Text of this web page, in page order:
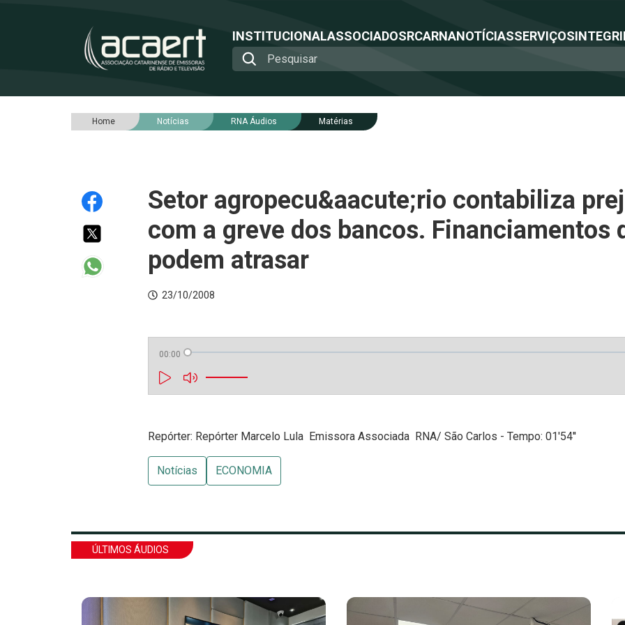
INSTITUCIONALASSOCIADOSRCARNANOTÍCIASSERVIÇOS
Home Notícias RNA Áudios Matérias
Setor agropecu&aacute;rio contabiliza
com a greve dos bancos. Financiamentos
podem atrasar
23/10/2008
00:00
Repórter: Repórter Marcelo Lula  Emissora Associada  RNA/ São Carlos - Tempo: 01'54''
Notícias ECONOMIA
ÚLTIMOS ÁUDIOS